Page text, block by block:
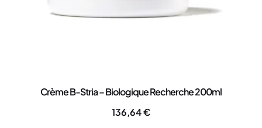
Crème B-Stria – Biologique Recherche 200ml
136,64€